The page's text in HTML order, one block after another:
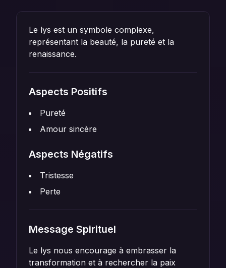
Le lys est un symbole complexe,
représentant la beauté, la pureté et la
renaissance.
Aspects Positifs
Pureté
Amour sincère
Aspects Négatifs
Tristesse
Perte
Message Spirituel
Le lys nous encourage à embrasser la
transformation et à rechercher la paix